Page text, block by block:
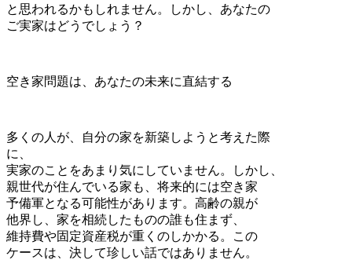
と思われるかもしれません。しかし、あなたの
ご実家はどうでしょう？
空き家問題は、あなたの未来に直結する
多くの人が、自分の家を新築しようと考えた際
に、
実家のことをあまり気にしていません。しかし、
親世代が住んでいる家も、将来的には空き家
予備軍となる可能性があります。高齢の親が
他界し、家を相続したものの誰も住まず、
維持費や固定資産税が重くのしかかる。この
ケースは、決して珍しい話ではありません。